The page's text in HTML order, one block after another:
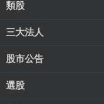
類股
三大法人
股市公告
選股